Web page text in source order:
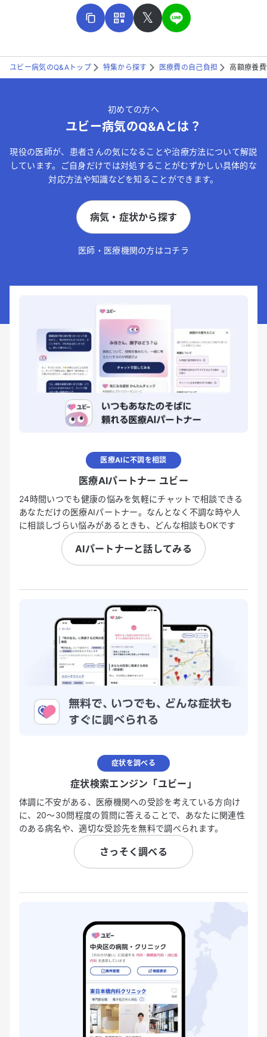
こちらは送信専用のフォームです。氏名やご自身の病気の詳細な
どの個人情報は入れないでください。
送信する
𝕏
ユビー病気のQ&Aトップ 特集から探す 医療費の自己負担 高額療養
初めての方へ
ユビー病気のQ&Aとは？
現役の医師が、患者さんの気になることや治療方法について解説
しています。ご自身だけでは対処することがむずかしい具体的な
対応方法や知識などを知ることができます。
病気・症状から探す
医師・医療機関の方はコチラ
医療AIに不調を相談
医療AIパートナー ユビー
24時間いつでも健康の悩みを気軽にチャットで相談できる
あなただけの医療AIパートナー。なんとなく不調な時や人
に相談しづらい悩みがあるときも、どんな相談もOKです
AIパートナーと話してみる
症状を調べる
症状検索エンジン「ユビー」
体調に不安がある、医療機関への受診を考えている方向け
に、20〜30問程度の質問に答えることで、あなたに関連性
のある病名や、適切な受診先を無料で調べられます。
さっそく調べる